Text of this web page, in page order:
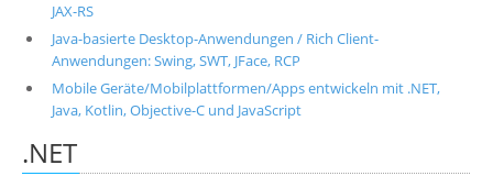
JAX-RS
Java-basierte Desktop-Anwendungen / Rich Client-
Anwendungen: Swing, SWT, JFace, RCP
Mobile Geräte/Mobilplattformen/Apps entwickeln mit .NET,
Java, Kotlin, Objective-C und JavaScript
.NET